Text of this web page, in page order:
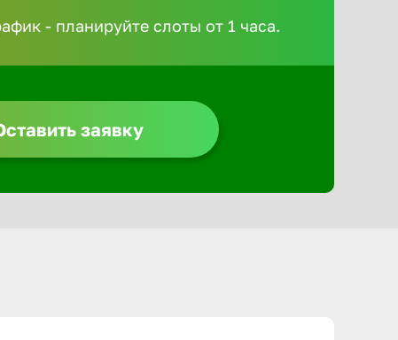
- планируйте слоты от 1 часа.
заявку